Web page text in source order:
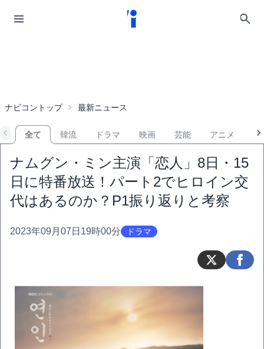
ナビコントップ 最新ニュース
全て 韓流 ドラマ 映画 芸能 アニメ
ナムグン・ミン主演「恋人」8日・15
日に特番放送！パート2でヒロイン交
代はあるのか？P1振り返りと考察
2023年09月07日19時00分 ドラマ